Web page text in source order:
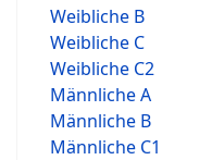
Weibliche B
Weibliche C
Weibliche C2
Männliche A
Männliche B
Männliche C1